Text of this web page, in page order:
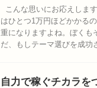
こんな思いにお応えしま
はひとつ1万円ほどかかる
重になりますよね。ぼく
だ、もしテーマ選びを成功
自力で稼ぐチカラを